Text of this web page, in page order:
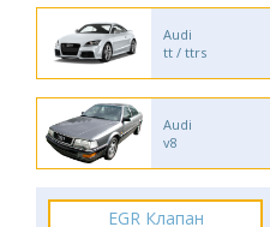
Audi
tt / ttrs
Audi
v8
EGR Клапан